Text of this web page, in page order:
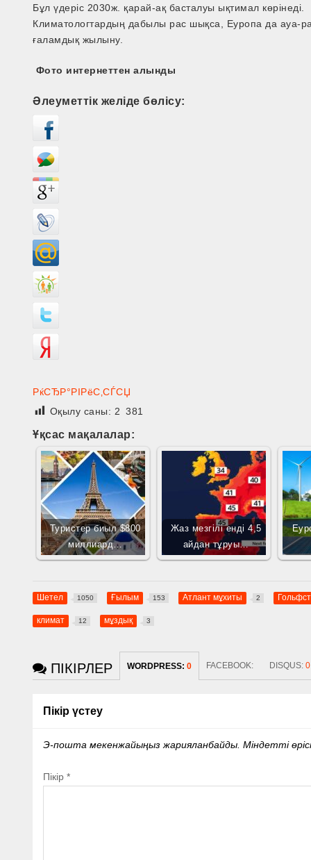
Бұл үдеріс 2030ж. қарай-ақ басталуы ықтимал көрінеді.
Климатологтардың дабылы рас шықса, Еуропа да ауа-
ғаламдық жылыну.
Фото интернеттен алынды
Әлеуметтік желіде бөлісу:
РќСЂР°РІРёС‚СЃСЏ
Оқылу саны: 2 381
Ұқсас мақалалар:
Туристер биыл $800
миллиард…
Жаз мезгілі енді 4,5
айдан тұруы…
Шетел 1050 Ғылым 153 Атлант мұхиты 2
климат 12 мұздық 3
ПІКІРЛЕР WORDPRESS:0 FACEBOOK: DISQUS:0
Пікір үстеу
Э-пошта мекенжайыңыз жарияланбайды.Міндетті
Пікір*